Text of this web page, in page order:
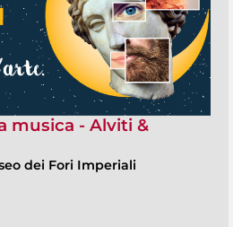
musica - Alviti &
dei Fori Imperiali